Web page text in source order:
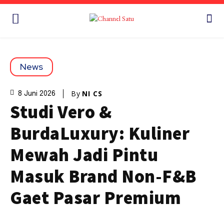
News
8 Juni 2026 By NI CS
Studi Vero &
BurdaLuxury: Kuliner
Mewah Jadi Pintu
Masuk Brand Non-F&B
Gaet Pasar Premium